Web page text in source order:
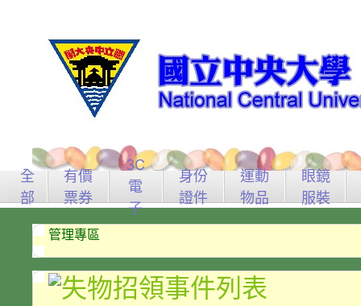
全
部
有價
票券
3C
電
子
身份
證件
運動
物品
眼鏡
服裝
管理專區